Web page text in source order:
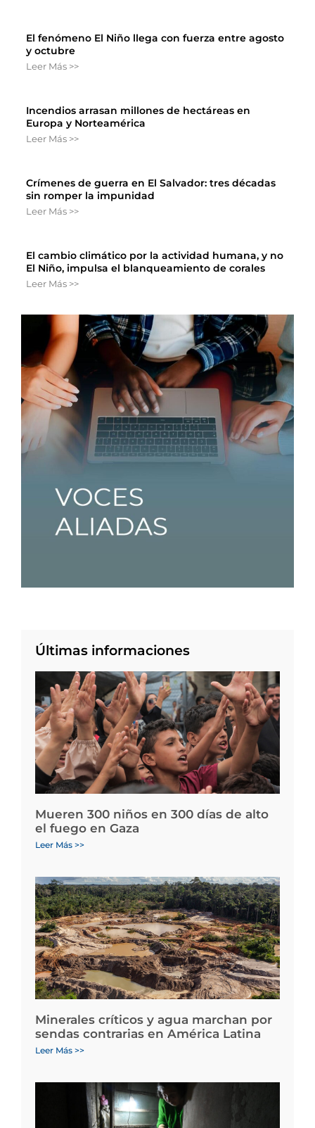
El fenómeno El Niño llega con fuerza entre agosto
y octubre
Leer Más >>
Incendios arrasan millones de hectáreas en
Europa y Norteamérica
Leer Más >>
Crímenes de guerra en El Salvador: tres décadas
sin romper la impunidad
Leer Más >>
El cambio climático por la actividad humana, y no
El Niño, impulsa el blanqueamiento de corales
Leer Más >>
Últimas informaciones
Mueren 300 niños en 300 días de alto
el fuego en Gaza
Leer Más >>
Minerales críticos y agua marchan por
sendas contrarias en América Latina
Leer Más >>